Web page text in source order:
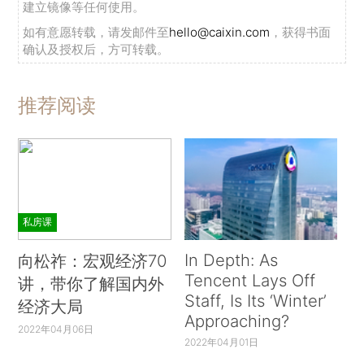
建立镜像等任何使用。
如有意愿转载，请发邮件至hello@caixin.com ，获得书面
确认及授权后，方可转载。
推荐阅读
私房课
向松祚：宏观经济70
讲，带你了解国内外
经济大局
2022年04月06日
In Depth: As
Tencent Lays Off
Staff, Is Its ‘Winter’
Approaching?
2022年04月01日